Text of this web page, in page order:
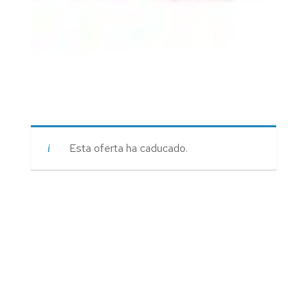
Esta oferta ha caducado.